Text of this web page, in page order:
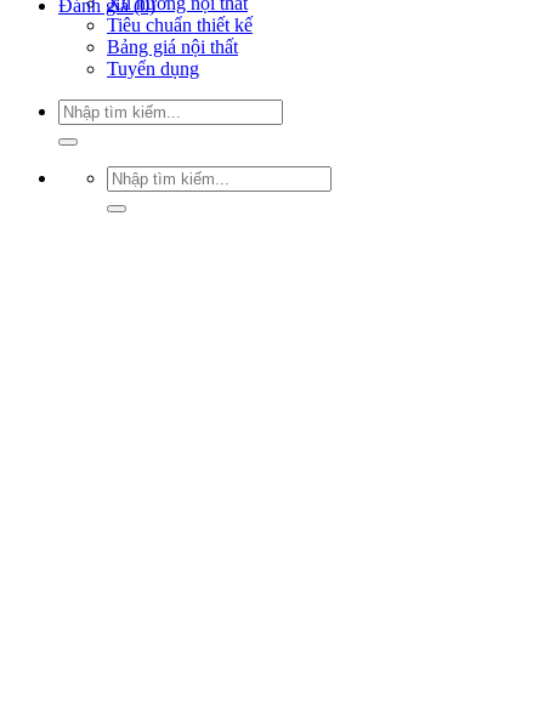
Tiêu chuẩn thiết kế
Bảng giá nội thất
Tuyển dụng
Tìm
kiếm:
Tìm
kiếm:
Đánh giá (0)